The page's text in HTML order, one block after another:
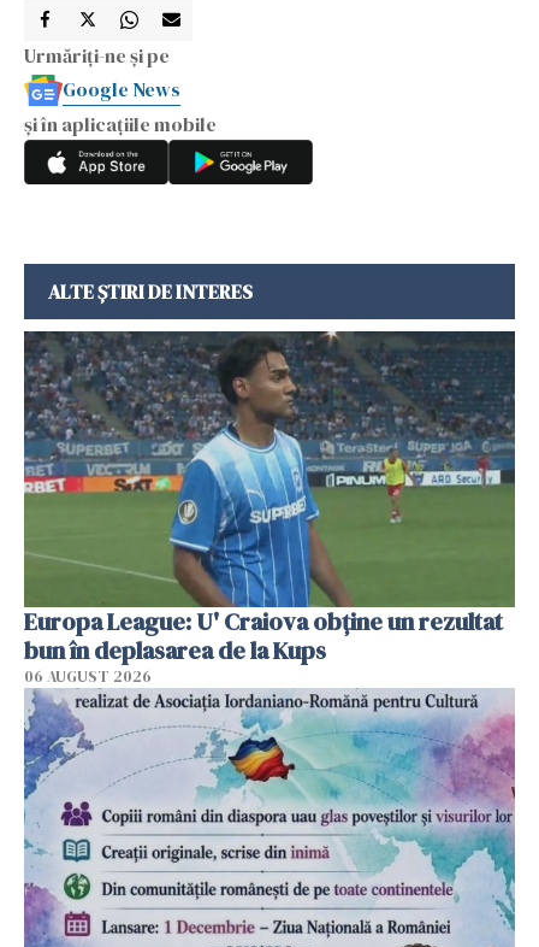
Urmăriți-ne și pe
Google News
și în aplicațiile mobile
ALTE ȘTIRI DE INTERES
Europa League: U' Craiova obține un rezultat
bun în deplasarea de la Kups
06 AUGUST 2026